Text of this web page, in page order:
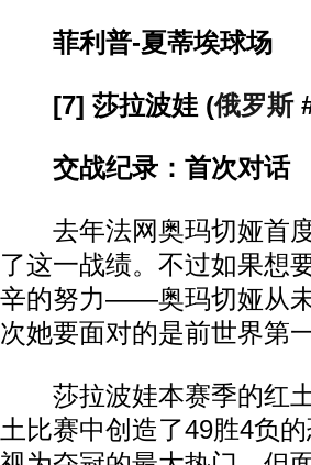
菲利普-夏蒂埃球场
[7] 莎拉波娃 (俄罗斯
交战纪录：首次对话
去年法网奥玛切娅首度
了这一战绩。不过如果想
辛的努力——奥玛切娅从
次她要面对的是前世界第
莎拉波娃本赛季的红土
土比赛中创造了49胜4负